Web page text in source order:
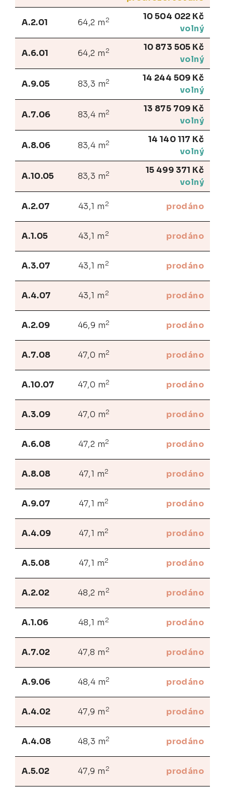
A.2.01 64,2 m 2
10 504 022 Kč
volný
A.6.01 64,2 m 2
10 873 505 Kč
volný
A.9.05 83,3 m2
14 244 509 Kč
volný
A.7.06 83,4 m2
13 875 709 Kč
volný
A.8.06 83,4 m2
14 140 117 Kč
volný
A.10.05 83,3 m2
15 499 371 Kč
volný
A.2.07 43,1 m 2 prodáno
A.1.05 43,1 m 2 prodáno
A.3.07 43,1 m 2 prodáno
A.4.07 43,1 m 2 prodáno
A.2.09 46,9 m2 prodáno
A.7.08 47,0 m2 prodáno
A.10.07 47,0 m2 prodáno
A.3.09 47,0 m2 prodáno
A.6.08 47,2 m2 prodáno
A.8.08 47,1 m2 prodáno
A.9.07 47,1 m2 prodáno
A.4.09 47,1 m2 prodáno
A.5.08 47,1 m2 prodáno
A.2.02 48,2 m 2 prodáno
A.1.06 48,1 m 2 prodáno
A.7.02 47,8 m 2 prodáno
A.9.06 48,4 m2 prodáno
A.4.02 47,9 m 2 prodáno
A.4.08 48,3 m2 prodáno
A.5.02 47,9 m 2 prodáno